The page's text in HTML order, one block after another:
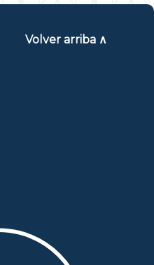
Volver arriba ∧